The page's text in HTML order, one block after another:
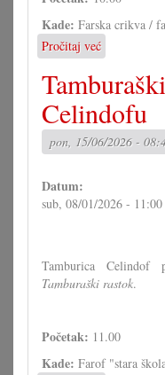
Kade: Farska crikva /
Pročitaj već
Farska
fešta
u
Uzlopu
Celindofu
pon, 15/06/2026 -
Datum:
sub, 08/01/2026 - 11:00
Tamburica Celindof
Tamburaški rastok.
Početak: 11.00
Kade: Farof "stara